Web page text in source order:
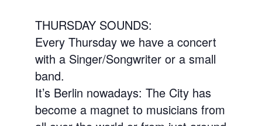
THURSDAY SOUNDS:
Every Thursday we have a concert
with a Singer/Songwriter or a small
band.
It’s Berlin nowadays: The City has
become a magnet to musicians from